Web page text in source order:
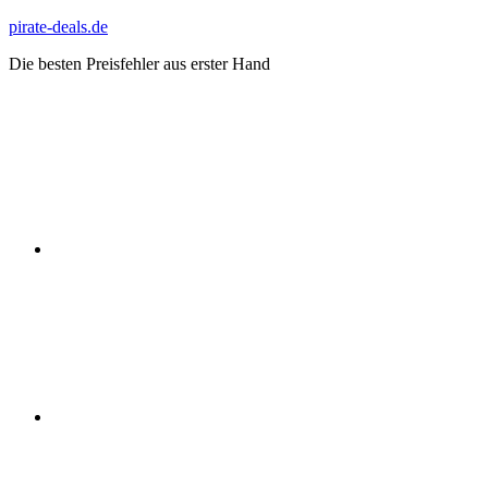
Zum
springen
pirate-deals.de
Die besten Preisfehler aus erster Hand